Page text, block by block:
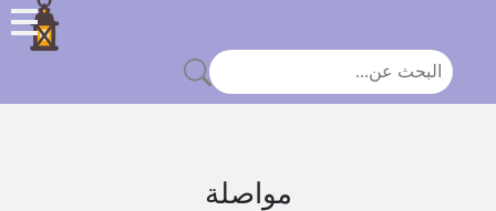
مواصلة